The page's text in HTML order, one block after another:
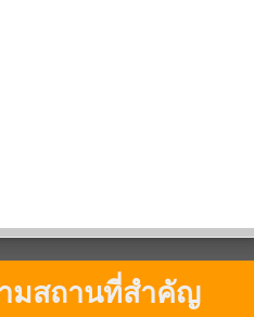
มสถานที่สำคัญ